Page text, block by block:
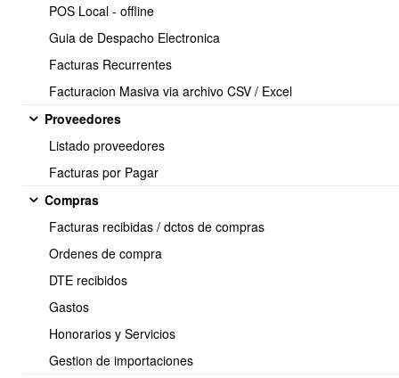
POS Local - offline
Guia de Despacho Electronica
Facturas Recurrentes
Facturacion Masiva via archivo CSV / Excel
Proveedores
Listado proveedores
Facturas por Pagar
Compras
Facturas recibidas / dctos de compras
Ordenes de compra
DTE recibidos
Gastos
Honorarios y Servicios
Gestion de importaciones
Para introducir el valor es solo a través de versión 3